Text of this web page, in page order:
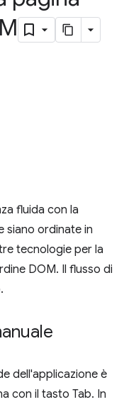
fluida con la
siano ordinate in
tecnologie per la
DOM. Il flusso di
dell'applicazione è
con il tasto Tab. In